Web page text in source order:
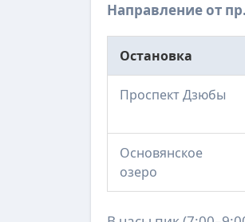
Направление от
Остановка
Проспект Дзюбы
Основянское
озеро